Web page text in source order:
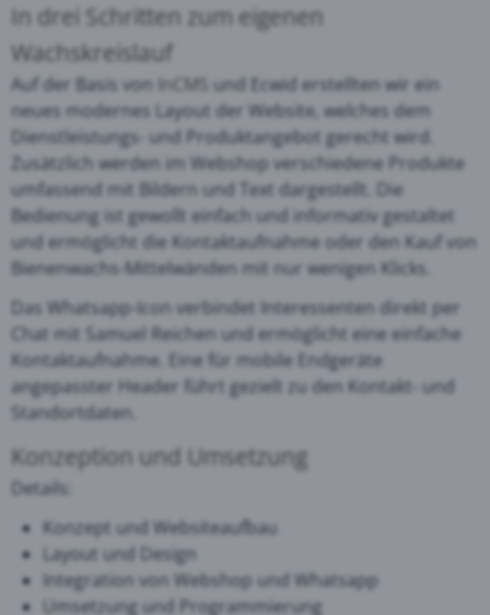
In drei Schritten zum eigenen
Wachskreislauf
Auf der Basis von InCMS
und Ecwid erstellten wir ein
neues modernes Layout der Website, welches dem
Dienstleistungs- und Produktangebot gerecht wird.
Zusätzlich werden im Webshop verschiedene Produkte
umfassend mit Bildern und Text dargestellt. Die
Bedienung ist gewollt einfach und informativ gestaltet
und ermöglicht die Kontaktaufnahme oder den Kauf von
Bienenwachs-Mittelwänden mit nur wenigen Klicks.
Das Whatsapp-Icon verbindet Interessenten direkt per
Chat mit Samuel Reichen und ermöglicht eine einfache
Kontaktaufnahme. Eine für mobile Endgeräte
angepasster Header führt gezielt zu den Kontakt- und
Standortdaten.
Konzeption und Umsetzung
Details:
Konzept und Websiteaufbau
Layout und Design
Integration von Webshop und Whatsapp
Umsetzung und Programmierung